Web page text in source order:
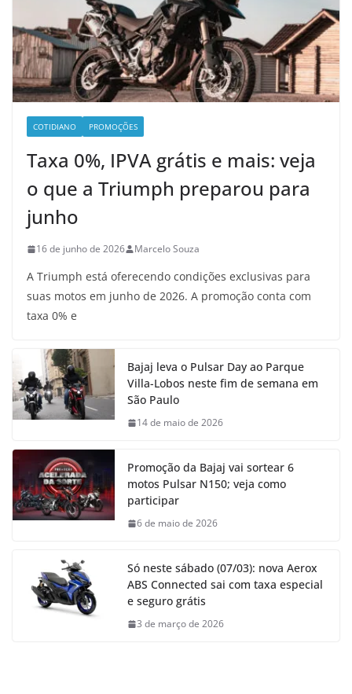
COTIDIANO PROMOÇÕES
Taxa 0%, IPVA grátis e mais: veja
o que a Triumph preparou para
junho
16 de junho de 2026 Marcelo Souza
A Triumph está oferecendo condições exclusivas para
suas motos em junho de 2026. A promoção conta com
taxa 0% e
Bajaj leva o Pulsar Day ao Parque
Villa-Lobos neste fim de semana em
São Paulo
14 de maio de 2026
Promoção da Bajaj vai sortear 6
motos Pulsar N150; veja como
participar
6 de maio de 2026
Só neste sábado (07/03): nova Aerox
ABS Connected sai com taxa especial
e seguro grátis
3 de março de 2026